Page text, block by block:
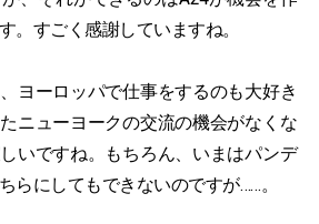
。すごく感謝していますね。
ヨーロッパで仕事をするのも大好き
ニューヨークの交流の機会がなくな
いですね。もちろん、いまはパンデ
らにしてもできないのですが……。